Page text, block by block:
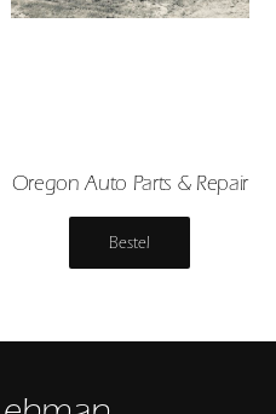
Oregon Auto Parts & Repair
Bestel